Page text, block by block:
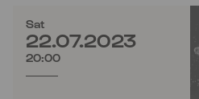
Sat
22.07.2023
20:00